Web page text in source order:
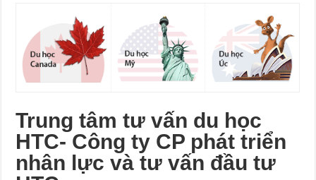
Trung tâm tư vấn du học
HTC- Công ty CP phát triển
nhân lực và tư vấn đầu tư